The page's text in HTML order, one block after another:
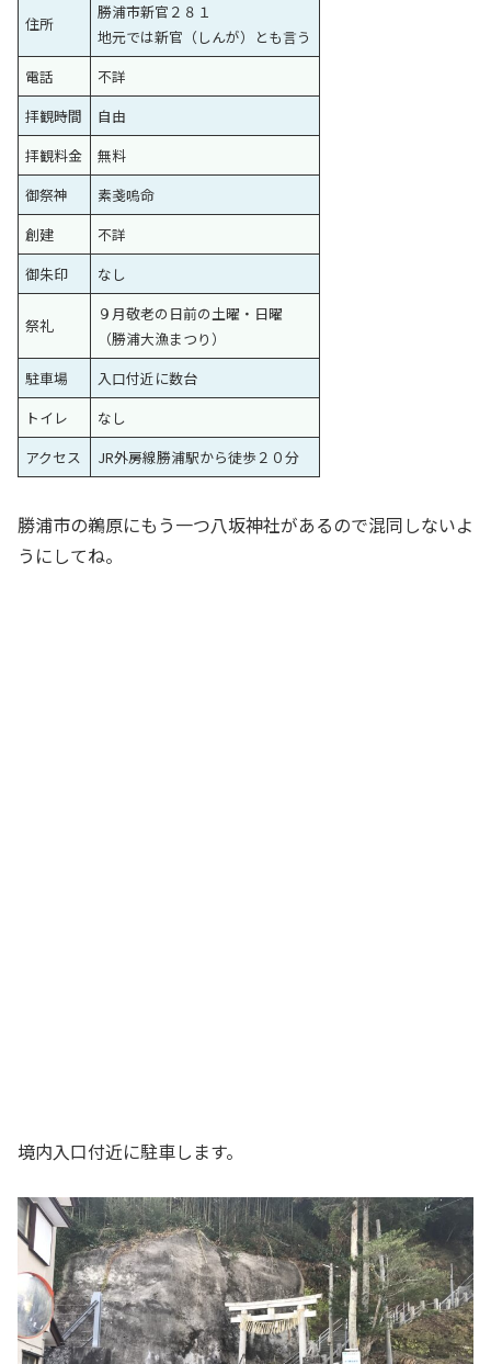
住所
勝浦市新官２８１
地元では新官（しんが）とも言う
電話
不詳
拝観時間
自由
拝観料金
無料
御祭神
素戔嗚命
創建
不詳
御朱印
なし
祭礼
９月敬老の日前の土曜・日曜
（勝浦大漁まつり）
駐車場
入口付近に数台
トイレ
なし
アクセス
JR外房線勝浦駅から徒歩２０分
勝浦市の鵜原にもう一つ八坂神社があるので混同しないよ
うにしてね。
境内入口付近に駐車します。